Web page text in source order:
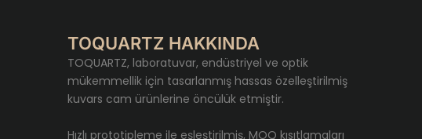
TOQUARTZ HAKKINDA
TOQUARTZ, laboratuvar, endüstriyel ve optik
mükemmellik için tasarlanmış hassas özelleştirilmiş
kuvars cam ürünlerine öncülük etmiştir.
Hızlı prototipleme ile eşleştirilmiş, MOQ kısıtlamaları